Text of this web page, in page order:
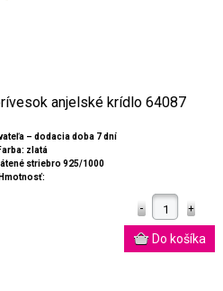
anjelské krídlo 64087
– dodacia doba 7 dní
zlatá
striebro 925/1000
Hmotnosť: